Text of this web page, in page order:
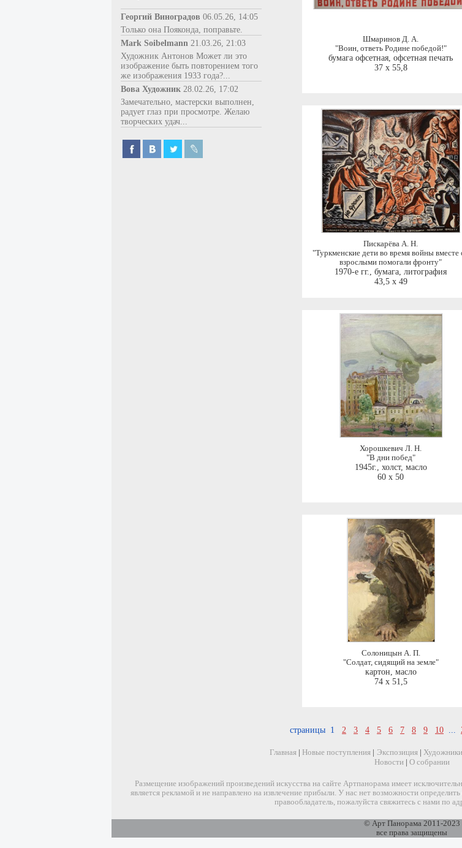
Георгий Виноградов 06.05.26, 14:05
Только она Пояконда, поправьте.
Mark Soibelmann 21.03.26, 21:03
Художник Антонов Может ли это
изображение быть повторением того
же изображения 1933 года?...
Вова Художник 28.02.26, 17:02
Замечательно, мастерски выполнен,
радует глаз при просмотре. Желаю
творческих удач...
Шмаринов Д. А.
"Воин, ответь Родине победой!"
бумага офсетная, офсетная печать
37 x 55,8
Пискарёва А. Н.
"Туркменские дети во время войны вместе
взрослыми помогали фронту"
1970-е гг., бумага, литография
43,5 x 49
Хорошкевич Л. Н.
"В дни побед"
1945г., холст, масло
60 x 50
Солоницын А. П.
"Солдат, сидящий на земле"
картон, масло
74 x 51,5
страницы 1 2 3 4 5 6 7 8 9 10 ...
Главная Новые поступления Экспозиция Художники
Новости
О собрании
Размещение изображений произведений искусства на сайте Артпанорама имеет
является рекламой и не направлено на извлечение прибыли. У нас нет возможности
правообладатель, пожалуйста свяжитесь с нами по
© Арт Панорама 2011-2023
все права защищены